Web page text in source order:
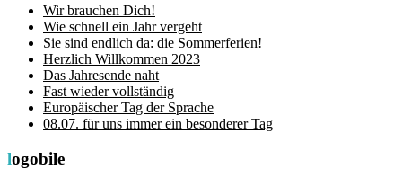
Wir brauchen Dich!
Wie schnell ein Jahr vergeht
Sie sind endlich da: die Sommerferien!
Herzlich Willkommen 2023
Das Jahresende naht
Fast wieder vollständig
Europäischer Tag der Sprache
08.07. für uns immer ein besonderer Tag
logobile